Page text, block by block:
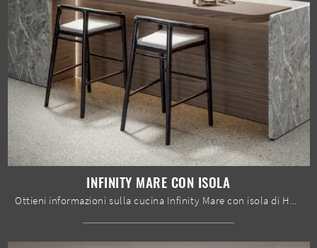
INFINITY MARE CON ISOLA
Ottieni informazioni sulla cucina Infinity Mare con isola di Home Cucine: questa soluzione in laccato opaco sarà l'acquisto ideale per te!